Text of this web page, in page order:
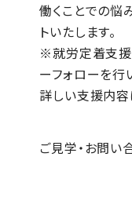
働くことでの悩
トいたします。
※就労定着支
ーフォローを行
詳しい支援内容
ご見学・お問